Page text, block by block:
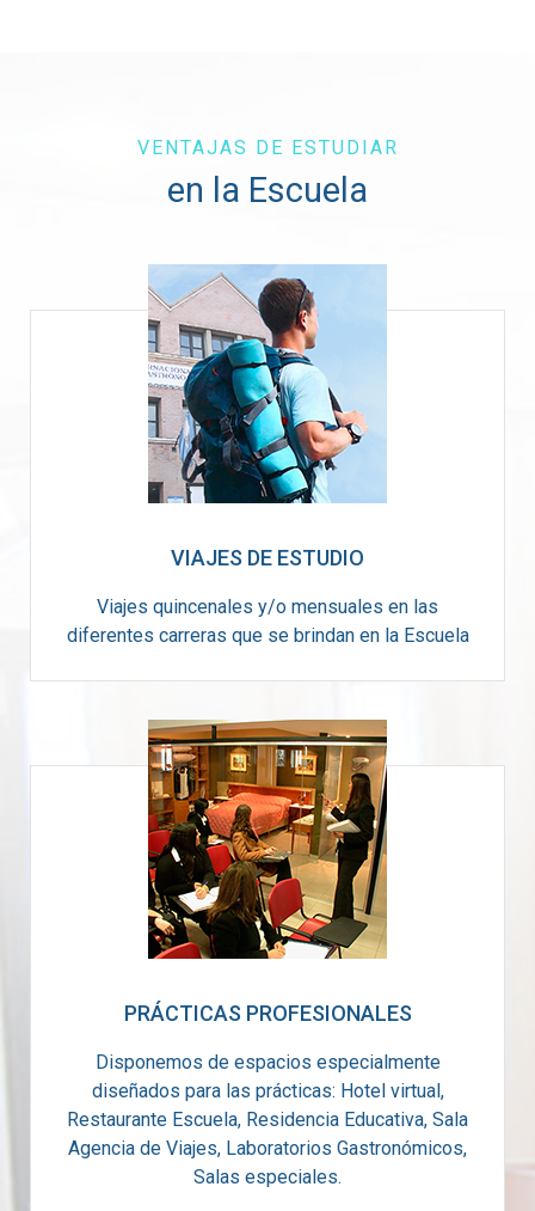
VENTAJAS DE ESTUDIAR
en la Escuela
VIAJES DE ESTUDIO
Viajes quincenales y/o mensuales en las
diferentes carreras que se brindan en la Escuela
PRÁCTICAS PROFESIONALES
Disponemos de espacios especialmente
diseñados para las prácticas: Hotel virtual,
Restaurante Escuela, Residencia Educativa, Sala
Agencia de Viajes, Laboratorios Gastronómicos,
Salas especiales.